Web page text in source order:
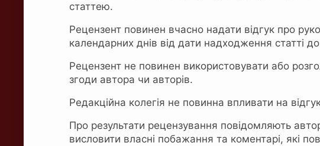
статтею.
Рецензент повинен вчасно надати відгук про
календарних днів від дати надходження статті
Рецензент не повинен використовувати або
згоди автора чи авторів.
Редакційна колегія не повинна впливати на
Про результати рецензування повідомляють
висловити власні побажання та коментарі, які